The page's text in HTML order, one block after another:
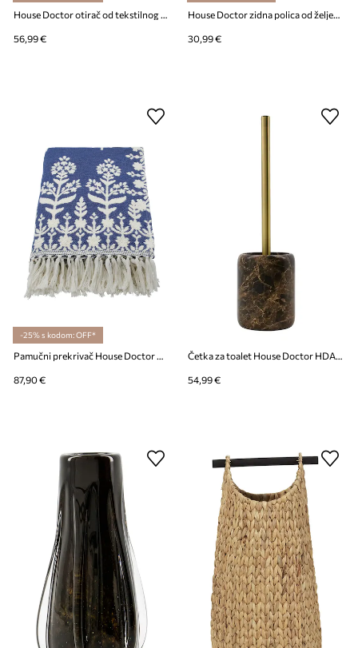
House Doctor otirač od tekstilnog materijala 90 x 60 cm
56,99 €
House Doctor zidna polica od željeza 43 x 11,5 x 4 cm
30,99 €
-25% s kodom: OFF*
Pamučni prekrivač House Doctor HDMazzo 200 x 140 cm
87,90 €
Četka za toalet House Doctor HDAble 36 x 10 cm
54,99 €